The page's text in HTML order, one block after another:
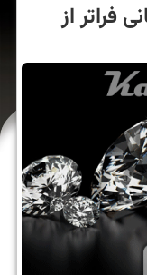
فراتر از